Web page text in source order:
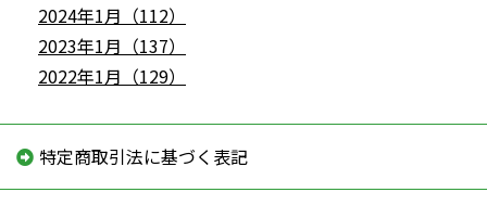
2024年1月（112）
2023年1月（137）
2022年1月（129）
特定商取引法に基づく表記